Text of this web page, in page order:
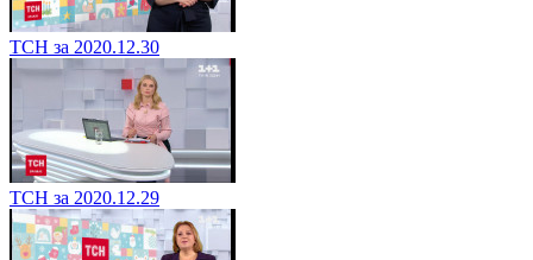
ТСН за 2020.12.30
ТСН за 2020.12.29